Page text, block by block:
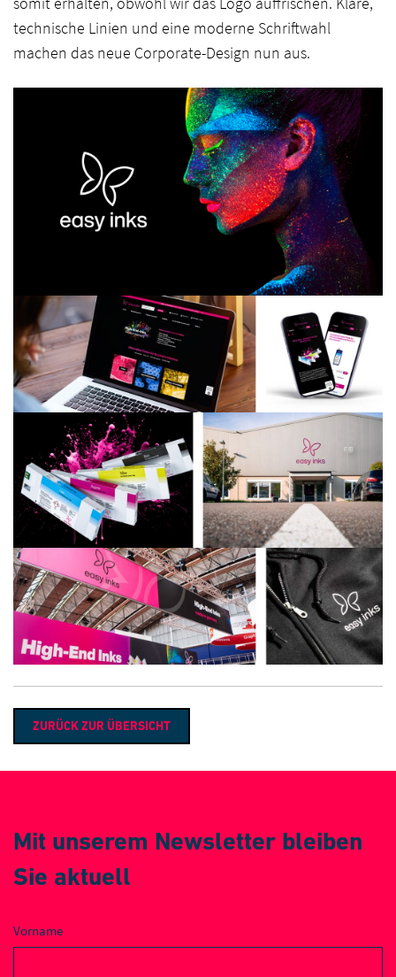
Digital
Agentur
Blog
Startseite
technische Linien und eine moderne Schriftwahl
machen das neue Corporate-Design nun aus.
ZURÜCK ZUR ÜBERSICHT
Mit unserem Newsletter bleiben
Sie aktuell
Vorname